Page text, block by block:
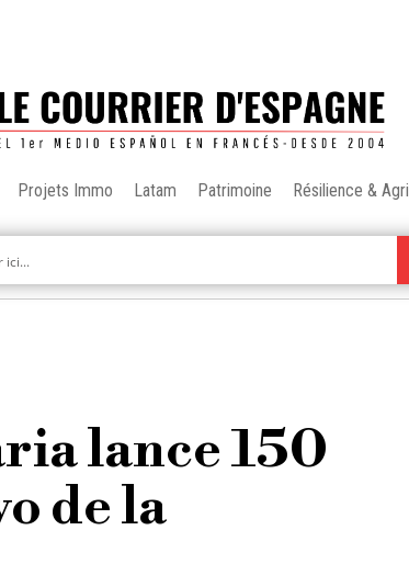
Projets Immo Latam Patrimoine Résilience & Agri
lance 150
de la